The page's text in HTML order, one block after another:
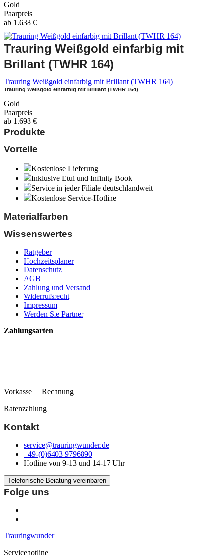
Gold
Paarpreis
ab 1.638 €
Trauring Weißgold einfarbig mit
Brillant (TWHR 164)
Trauring Weißgold einfarbig mit Brillant (TWHR 164)
Trauring Weißgold einfarbig mit Brillant (TWHR 164)
Gold
Paarpreis
ab 1.698 €
Produkte
Vorteile
Kostenlose Lieferung
Inklusive Etui und Infinity Book
Service in jeder Filiale deutschlandweit
Kostenlose Service-Hotline
Materialfarben
Wissenswertes
Ratgeber
Hochzeitsplaner
Datenschutz
AGB
Zahlung und Versand
Widerrufsrecht
Impressum
Werden Sie Partner
Zahlungsarten
Vorkasse Rechnung
Ratenzahlung
Kontakt
service@trauringwunder.de
+49-(0)6403 9796890
Hotline von 9-13 und 14-17 Uhr
Telefonische Beratung vereinbaren
Folge uns
Trauringwunder
Servicehotline